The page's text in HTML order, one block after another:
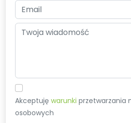
Akceptujęwarunki przetwarzania
osobowych